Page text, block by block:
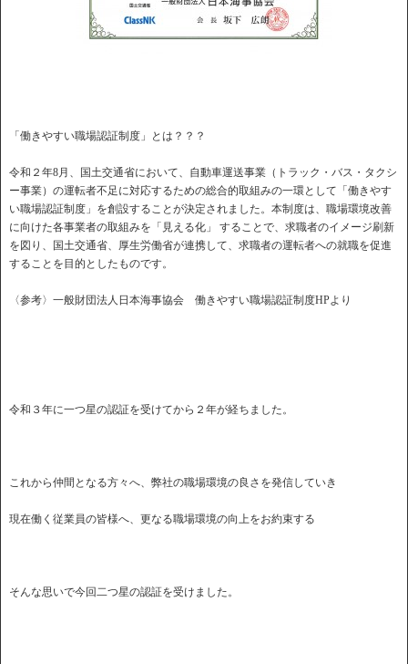
「働きやすい職場認証制度」とは？？？
令和２年8月、国土交通省において、自動車運送事業（トラック・バス・タクシ
ー事業）の運転者不足に対応するための総合的取組みの一環として「働きやす
い職場認証制度」を創設することが決定されました。本制度は、職場環境改善
に向けた各事業者の取組みを「見える化」 することで、求職者のイメージ刷新
を図り、国土交通省、厚生労働省が連携して、求職者の運転者への就職を促進
することを目的としたものです。
〈参考〉一般財団法人日本海事協会 働きやすい職場認証制度HPより
令和３年に一つ星の認証を受けてから２年が経ちました。
これから仲間となる方々へ、弊社の職場環境の良さを発信していき
現在働く従業員の皆様へ、更なる職場環境の向上をお約束する
そんな思いで今回二つ星の認証を受けました。